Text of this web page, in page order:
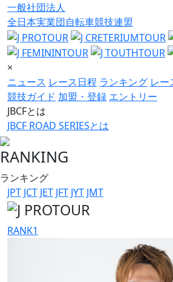
一般社団法人
全日本実業団自転車競技連盟
×
ニュース レース日程 ランキング レー
競技ガイド 加盟・登録 エントリー
JBCFとは
JBCF ROAD SERIESとは
RANKING
ランキング
JPT JCT JET JFT JYT JMT
RANK1